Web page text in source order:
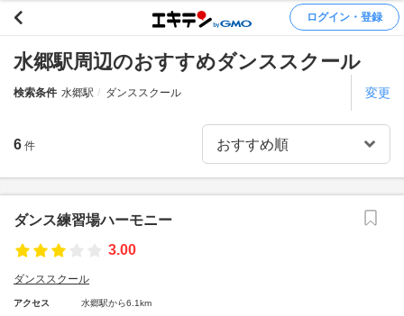
ログイン・登録
水郷駅周辺のおすすめダンススクール
検索条件 水郷駅 ダンススクール 変更
6 件
ダンス練習場ハーモニー
3.00
ダンススクール
アクセス 水郷駅から6.1km